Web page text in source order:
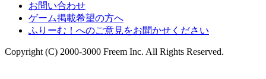
お問い合わせ
ゲーム掲載希望の方へ
ふりーむ！へのご意見をお聞かせください
Copyright (C) 2000-3000 Freem Inc. All Rights Reserved.